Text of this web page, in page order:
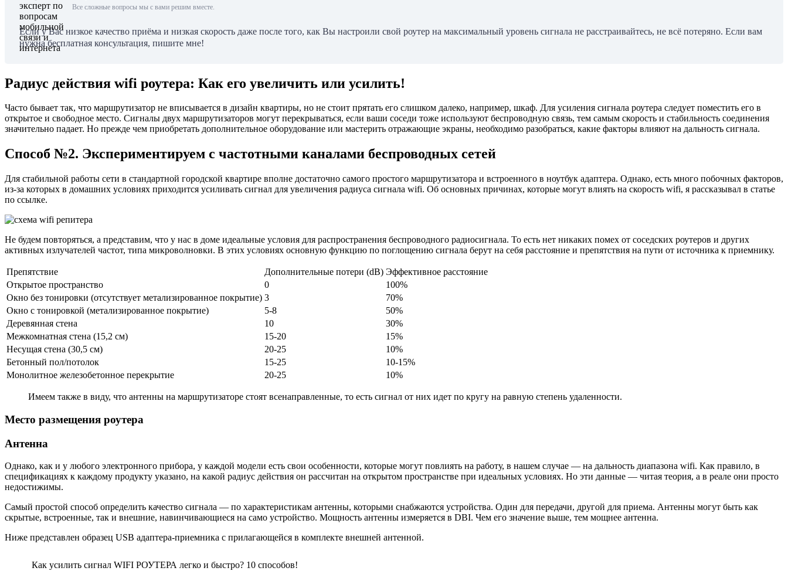
Все сложные вопросы мы с вами решим вместе.
Если у Вас низкое качество приёма и низкая скорость даже после того, как Вы настроили свой роутер на максимальный уровень сигнала не расстраивайтесь, не всё потеряно. Если вам
нужна бесплатная консультация, пишите мне!
Радиус действия wifi роутера: Как его увеличить или усилить!
Часто бывает так, что маршрутизатор не вписывается в дизайн квартиры, но не стоит прятать его слишком далеко, например, шкаф. Для усиления сигнала роутера следует поместить его в
открытое и свободное место. Сигналы двух маршрутизаторов могут перекрываться, если ваши соседи тоже используют беспроводную связь, тем самым скорость и стабильность соединения
значительно падает. Но прежде чем приобретать дополнительное оборудование или мастерить отражающие экраны, необходимо разобраться, какие факторы влияют на дальность сигнала.
Способ №2. Экспериментируем с частотными каналами беспроводных сетей
Для стабильной работы сети в стандартной городской квартире вполне достаточно самого простого маршрутизатора и встроенного в ноутбук адаптера. Однако, есть много побочных факторов,
из-за которых в домашних условиях приходится усиливать сигнал для увеличения радиуса сигнала wifi. Об основных причинах, которые могут влиять на скорость wifi, я рассказывал в статье
по ссылке.
Не будем повторяться, а представим, что у нас в доме идеальные условия для распространения беспроводного радиосигнала. То есть нет никаких помех от соседских роутеров и других
активных излучателей частот, типа микроволновки. В этих условиях основную функцию по поглощению сигнала берут на себя расстояние и препятствия на пути от источника к приемнику.
Препятствие Дополнительные потери (dB) Эффективное расстояние
Открытое пространство
0
100%
Окно без тонировки (отсутствует метализированное покрытие) 3
70%
Окно с тонировкой (метализированное покрытие)
5-8
50%
Деревянная стена
10
30%
Межкомнатная стена (15,2 см)
15-20
15%
Несущая стена (30,5 см)
20-25
10%
Бетонный пол/потолок
15-25
10-15%
Монолитное железобетонное перекрытие
20-25 10%
Имеем также в виду, что антенны на маршрутизаторе стоят всенаправленные, то есть сигнал от них идет по кругу на равную степень удаленности.
Место размещения роутера
Антенна
Однако, как и у любого электронного прибора, у каждой модели есть свои особенности, которые могут повлиять на работу, в нашем случае — на дальность диапазона wifi. Как правило, в
спецификациях к каждому продукту указано, на какой радиус действия он рассчитан на открытом пространстве при идеальных условиях. Но эти данные — читая теория, а в реале они просто
недостижимы.
Самый простой способ определить качество сигнала — по характеристикам антенны, которыми снабжаются устройства. Один для передачи, другой для приема. Антенны могут быть как
скрытые, встроенные, так и внешние, навинчивающиеся на само устройство. Мощность антенны измеряется в DBI. Чем его значение выше, тем мощнее антенна.
Ниже представлен образец USB адаптера-приемника с прилагающейся в комплекте внешней антенной.
Как усилить сигнал WIFI РОУТЕРА легко и быстро? 10 способов!